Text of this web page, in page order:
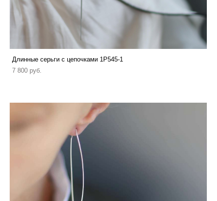
Длинные серьги с цепочками 1P545-1
7 800 pуб.